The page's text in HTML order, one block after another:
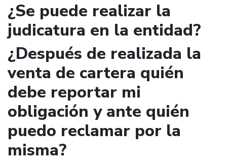
¿Se puede realizar la
judicatura en la entidad?
¿Después de realizada la
venta de cartera quién
debe reportar mi
obligación y ante quién
puedo reclamar por la
misma?